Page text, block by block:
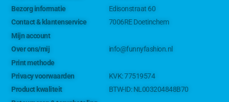
Bezorg informatie
Contact & klantenservice
Mijn account
Over ons/mij
Print methode
Privacy voorwaarden
Product kwaliteit
Edisonstraat 60
7006RE Doetinchem
info@funnyfashion.nl
KVK:77519574
BTW-ID:NL003204848B70